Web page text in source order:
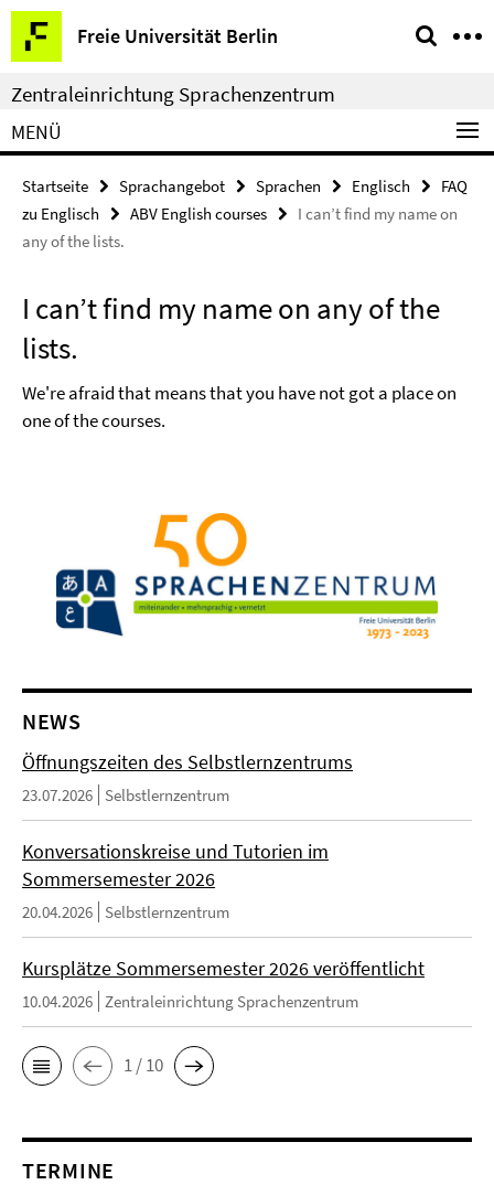
Springe
direkt
zu
Inhalt
Freie Universität Berlin
Service-
Navigation
Zentraleinrichtung Sprachenzentrum
MENÜ
Startseite Sprachangebot Sprachen Englisch
FAQ
zu Englisch
ABV English courses
I can’t find my name on
any of the lists.
I can’t find my name on any of the
lists.
We're afraid that means that you have not got a place on
one of the courses.
NEWS
Öffnungszeiten des Selbstlernzentrums
23.07.2026 Selbstlernzentrum
Konversationskreise und Tutorien im
Sommersemester 2026
20.04.2026 Selbstlernzentrum
Kursplätze Sommersemester 2026 veröffentlicht
10.04.2026 Zentraleinrichtung Sprachenzentrum
1 / 10
TERMINE